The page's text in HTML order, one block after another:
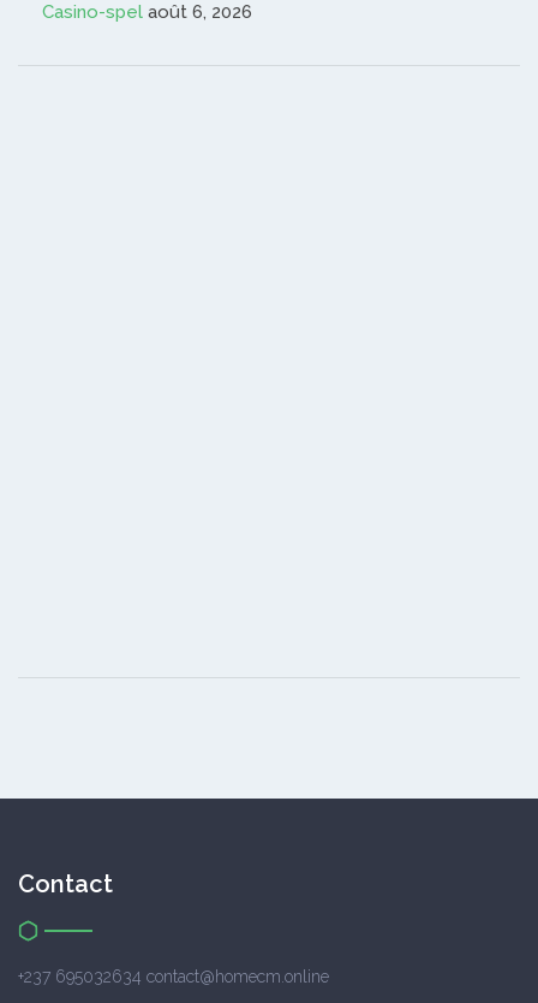
Casino-spel août 6, 2026
Contact
+237 695032634 contact@homecm.online